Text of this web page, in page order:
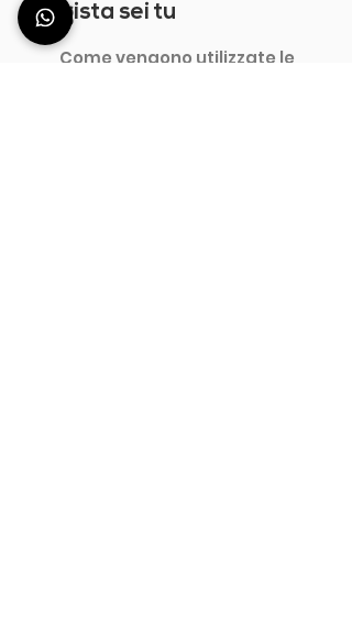
il regista sei tu
Come vengono utilizzate le